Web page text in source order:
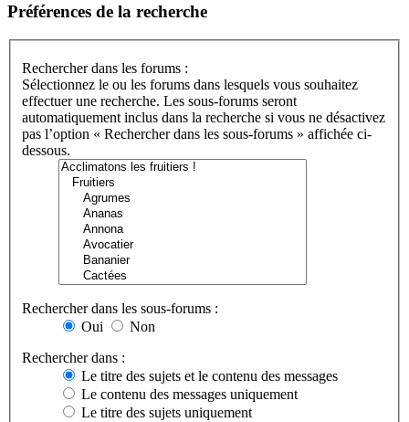
Préférences de la recherche
Rechercher dans les forums :
Sélectionnez le ou les forums dans lesquels vous souhaitez
effectuer une recherche. Les sous-forums seront
automatiquement inclus dans la recherche si vous ne désactivez
pas l’option « Rechercher dans les sous-forums » affichée ci-
dessous.
Rechercher dans les sous-forums :
Oui
Non
Rechercher dans :
Le titre des sujets et le contenu des messages
Le contenu des messages uniquement
Le titre des sujets uniquement